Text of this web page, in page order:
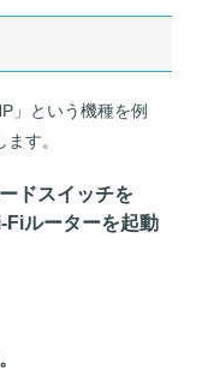
」という機種を例
す。
ドスイッチを
Fiルーターを起動